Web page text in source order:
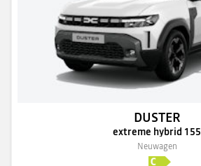
DUSTER
extreme hybrid 155
Neuwagen